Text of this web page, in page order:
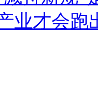
业才会跑